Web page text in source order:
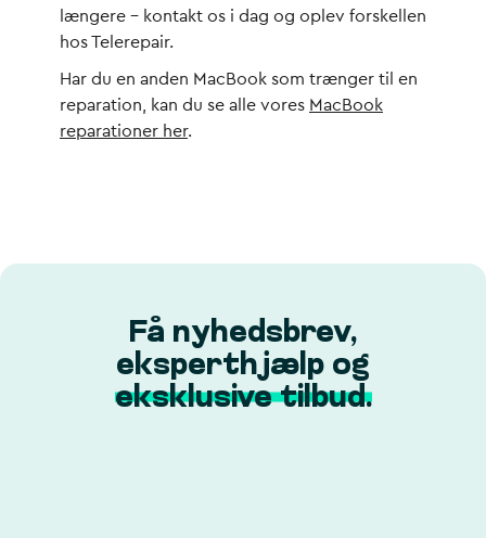
længere – kontakt os i dag og oplev forskellen
hos Telerepair.
Har du en anden MacBook som trænger til en
reparation, kan du se alle vores MacBook
reparationer her.
Få nyhedsbrev,
eksperthjælp og
eksklusive tilbud.